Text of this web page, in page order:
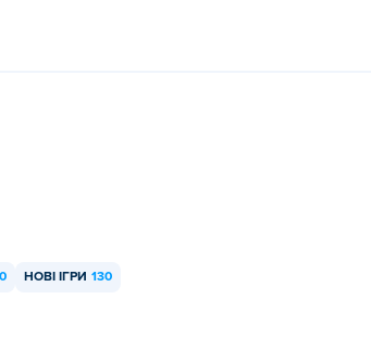
НОВІ ІГРИ 130